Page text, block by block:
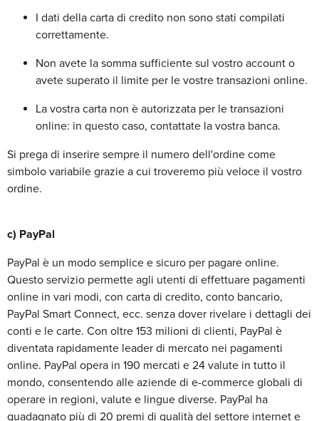
I dati della carta di credito non sono stati compilati
correttamente.
Non avete la somma sufficiente sul vostro account o
avete superato il limite per le vostre transazioni online.
La vostra carta non è autorizzata per le transazioni
online: in questo caso, contattate la vostra banca.
Si prega di inserire sempre il numero dell'ordine come
simbolo variabile grazie a cui troveremo più veloce il vostro
ordine.
c) PayPal
PayPal è un modo semplice e sicuro per pagare online.
Questo servizio permette agli utenti di effettuare pagamenti
online in vari modi, con carta di credito, conto bancario,
PayPal Smart Connect, ecc. senza dover rivelare i dettagli dei
conti e le carte. Con oltre 153 milioni di clienti, PayPal è
diventata rapidamente leader di mercato nei pagamenti
online. PayPal opera in 190 mercati e 24 valute in tutto il
mondo, consentendo alle aziende di e-commerce globali di
operare in regioni, valute e lingue diverse. PayPal ha
guadagnato più di 20 premi di qualità del settore internet e